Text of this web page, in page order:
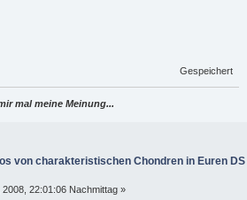
Gespeichert
mal meine Meinung...
von charakteristischen Chondren in Euren DS
22:01:06 Nachmittag »